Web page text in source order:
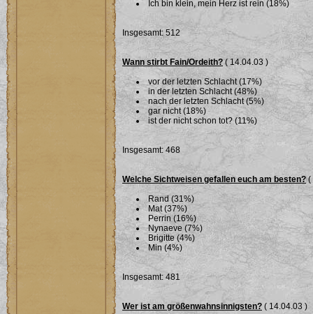
Ich bin klein, mein Herz ist rein (18%)
Insgesamt: 512
Wann stirbt Fain/Ordeith?( 14.04.03 )
vor der letzten Schlacht (17%)
in der letzten Schlacht (48%)
nach der letzten Schlacht (5%)
gar nicht (18%)
ist der nicht schon tot? (11%)
Insgesamt: 468
Welche Sichtweisen gefallen euch am besten?(
Rand (31%)
Mat (37%)
Perrin (16%)
Nynaeve (7%)
Brigitte (4%)
Min (4%)
Insgesamt: 481
Wer ist am größenwahnsinnigsten? ( 14.04.03 )